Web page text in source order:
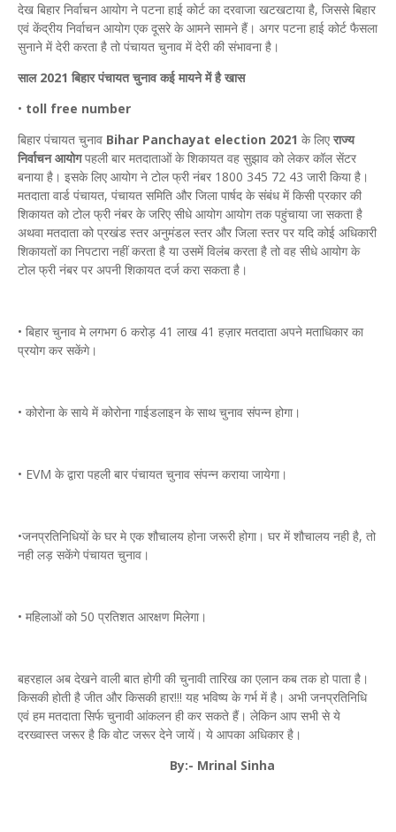
देख बिहार निर्वाचन आयोग ने पटना हाई कोर्ट का दरवाजा खटखटाया है, जिससे बिहार
एवं केंद्रीय निर्वाचन आयोग एक दूसरे के आमने सामने हैं। अगर पटना हाई कोर्ट फैसला
सुनाने में देरी करता है तो पंचायत चुनाव में देरी की संभावना है।
साल 2021 बिहार पंचायत चुनाव कई मायने में है खास
• toll free number
बिहार पंचायत चुनाव Bihar Panchayat election 2021 के लिए राज्य
निर्वाचन आयोगपहली बार मतदाताओं के शिकायत वह सुझाव को लेकर कॉल सेंटर
बनाया है। इसके लिए आयोग ने टोल फ्री नंबर 1800 345 72 43 जारी किया है।
मतदाता वार्ड पंचायत, पंचायत समिति और जिला पार्षद के संबंध में किसी प्रकार की
शिकायत को टोल फ्री नंबर के जरिए सीधे आयोग आयोग तक पहुंचाया जा सकता है
अथवा मतदाता को प्रखंड स्तर अनुमंडल स्तर और जिला स्तर पर यदि कोई अधिकारी
शिकायतों का निपटारा नहीं करता है या उसमें विलंब करता है तो वह सीधे आयोग के
टोल फ्री नंबर पर अपनी शिकायत दर्ज करा सकता है।
• बिहार चुनाव मे लगभग 6 करोड़ 41 लाख 41 हज़ार मतदाता अपने मताधिकार का
प्रयोग कर सकेंगे।
• कोरोना के साये में कोरोना गाईडलाइन के साथ चुनाव संपन्न होगा।
• EVM के द्वारा पहली बार पंचायत चुनाव संपन्न कराया जायेगा।
•जनप्रतिनिधियों के घर मे एक शौचालय होना जरूरी होगा। घर में शौचालय नही है, तो
नही लड़ सकेंगे पंचायत चुनाव।
• महिलाओं को 50 प्रतिशत आरक्षण मिलेगा।
बहरहाल अब देखने वाली बात होगी की चुनावी तारिख का एलान कब तक हो पाता है।
किसकी होती है जीत और किसकी हार!!! यह भविष्य के गर्भ में है। अभी जनप्रतिनिधि
एवं हम मतदाता सिर्फ चुनावी आंकलन ही कर सकते हैं। लेकिन आप सभी से ये
दरख्वास्त जरूर है कि वोट जरूर देने जायें। ये आपका अधिकार है।
By:- Mrinal Sinha